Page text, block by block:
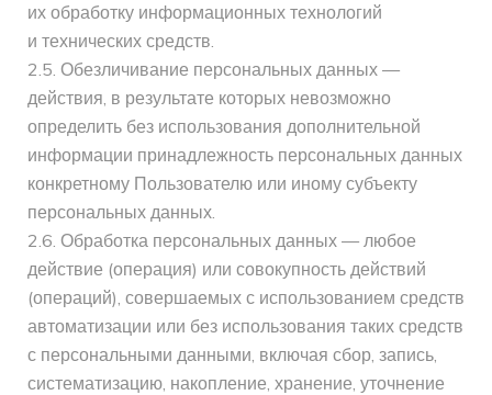
их обработку информационных технологий
и технических средств.
2.5. Обезличивание персональных данных —
действия, в результате которых невозможно
определить без использования дополнительной
информации принадлежность персональных данных
конкретному Пользователю или иному субъекту
персональных данных.
2.6. Обработка персональных данных — любое
действие (операция) или совокупность действий
(операций), совершаемых с использованием средств
автоматизации или без использования таких средств
с персональными данными, включая сбор, запись,
систематизацию, накопление, хранение, уточнение